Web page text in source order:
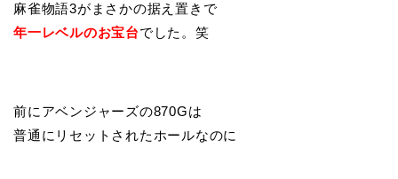
麻雀物語3がまさかの据え置きで
年一レベルのお宝台でした。笑
前にアベンジャーズの870Gは
普通にリセットされたホールなのに